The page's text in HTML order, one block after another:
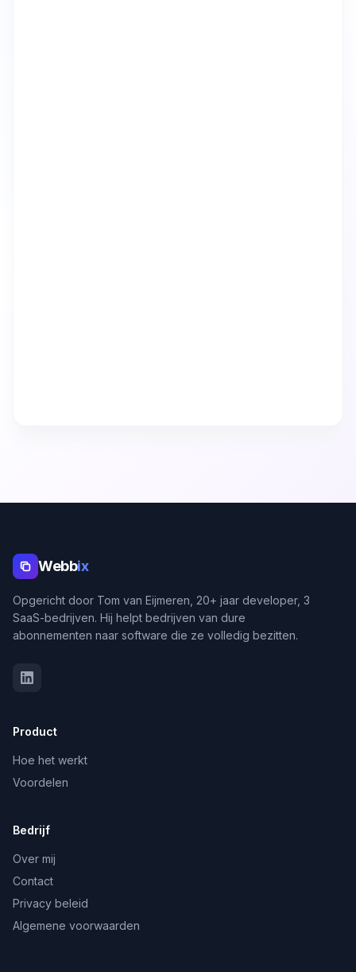
Webbix
Opgericht door Tom van Eijmeren, 20+ jaar developer, 3
SaaS-bedrijven. Hij helpt bedrijven van dure
abonnementen naar software die ze volledig bezitten.
Product
Hoe het werkt
Voordelen
Bedrijf
Over mij
Contact
Privacy beleid
Algemene voorwaarden